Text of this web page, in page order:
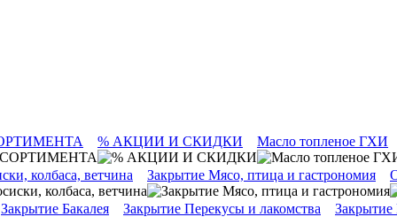
% АКЦИИ И СКИДКИ Масло топленое ГХИ
колбаса, ветчина Закрытие Мясо, птица и гастрономия
Закрытие Бакалея Закрытие Перекусы и лакомства